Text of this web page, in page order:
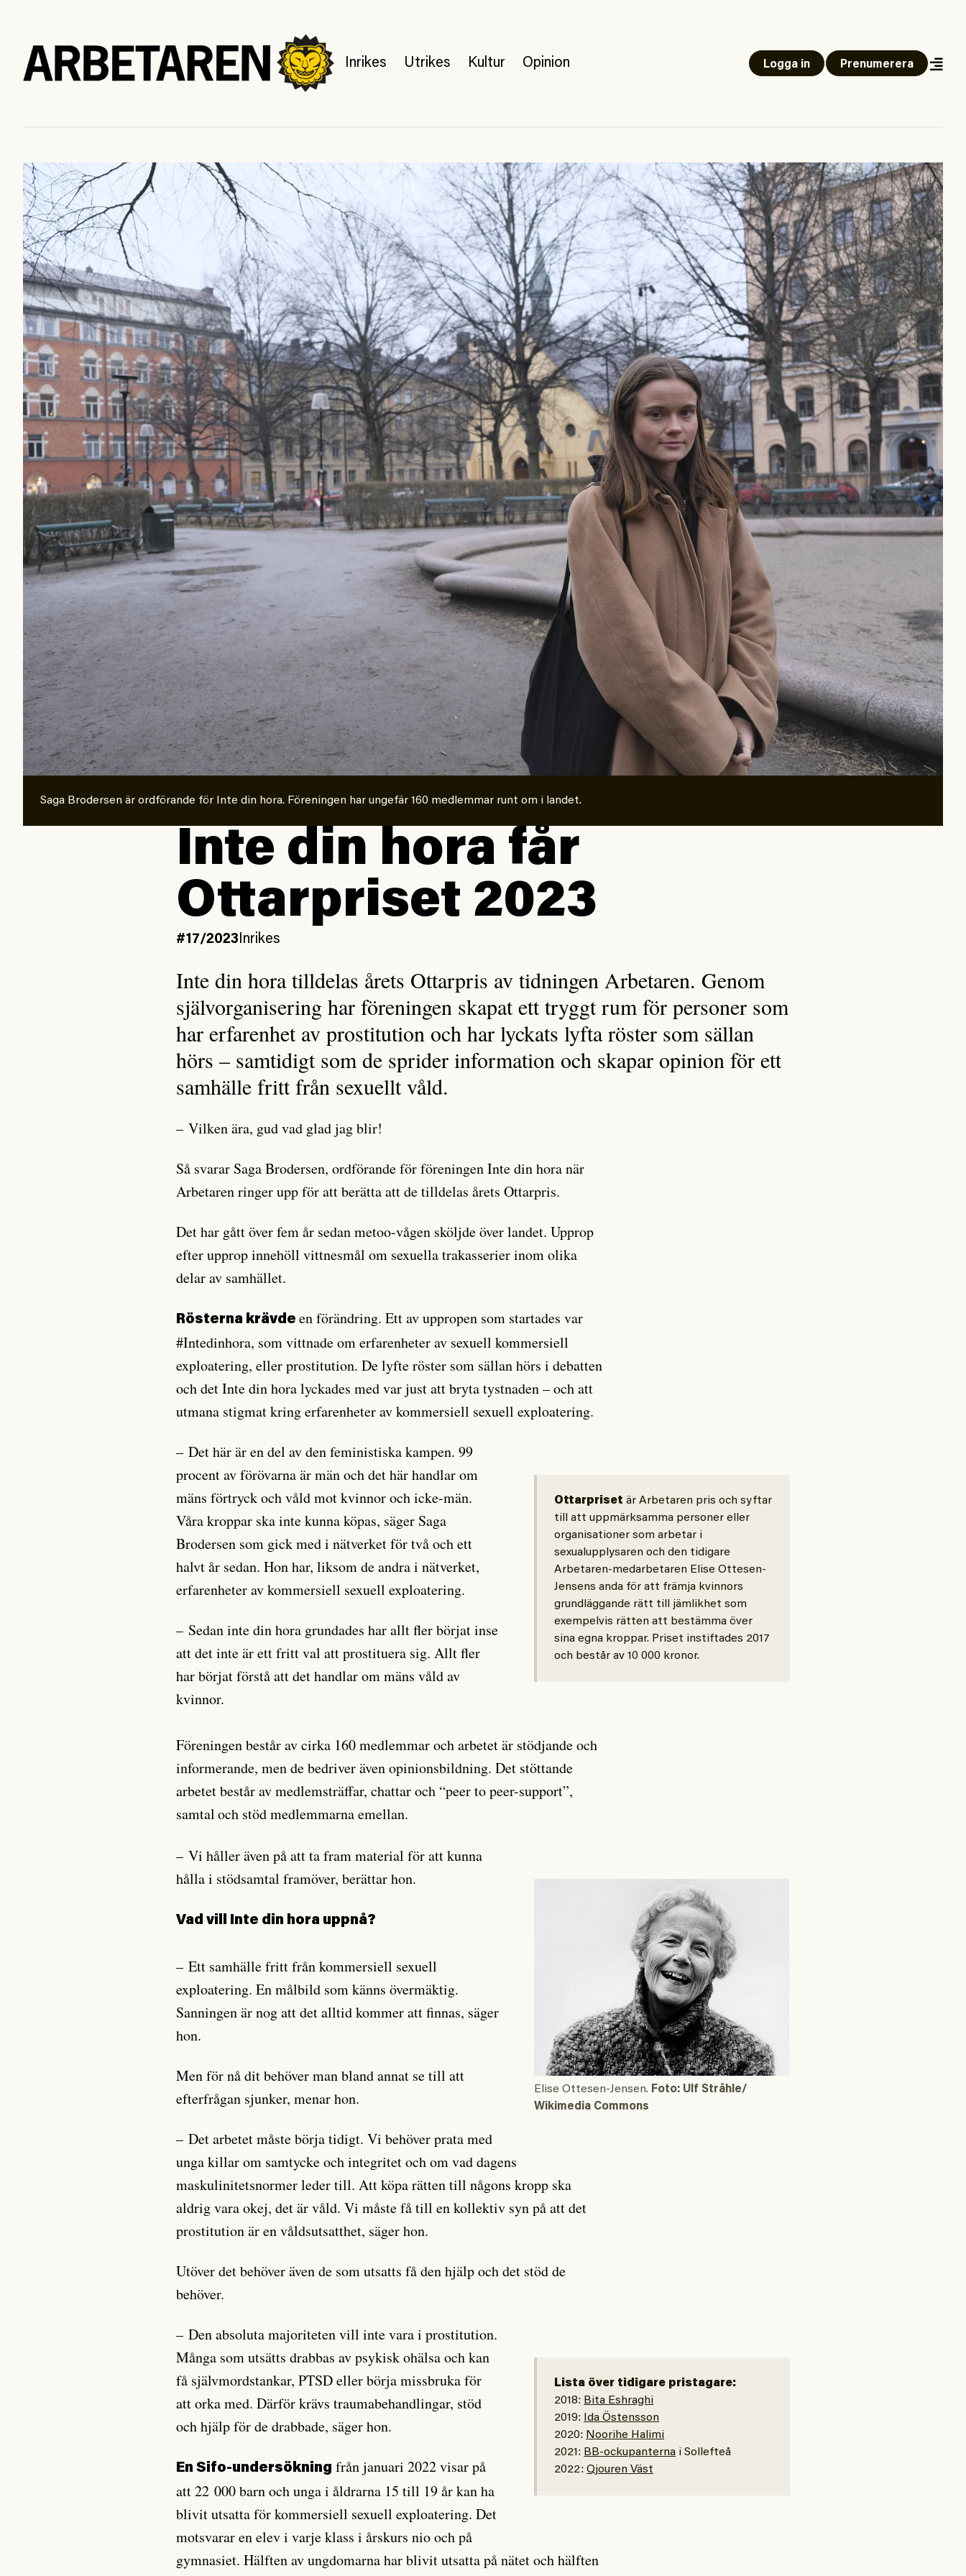
Inrikes Utrikes Kultur Opinion Logga in Prenumerera
Saga Brodersen är ordförande för Inte din hora. Föreningen har ungefär 160 medlemmar runt om i landet.
Inte din hora får
Ottarpriset 2023
#17/2023Inrikes
Inte din hora tilldelas årets Ottarpris av tidningen Arbetaren. Genom
självorganisering har föreningen skapat ett tryggt rum för personer som
har erfarenhet av prostitution och har lyckats lyfta röster som sällan
hörs – samtidigt som de sprider information och skapar opinion för ett
samhälle fritt från sexuellt våld.
– Vilken ära, gud vad glad jag blir!
Så svarar Saga Brodersen, ordförande för föreningen Inte din hora när
Arbetaren ringer upp för att berätta att de tilldelas årets Ottarpris.
Det har gått över fem år sedan metoo-vågen sköljde över landet. Upprop
efter upprop innehöll vittnesmål om sexuella trakasserier inom olika
delar av samhället.
Rösterna krävdeen förändring. Ett av uppropen som startades var
#Intedinhora, som vittnade om erfarenheter av sexuell kommersiell
exploatering, eller prostitution. De lyfte röster som sällan hörs i debatten
och det Inte din hora lyckades med var just att bryta tystnaden – och att
utmana stigmat kring erfarenheter av kommersiell sexuell exploatering.
Ottarprisetär Arbetaren pris och syftar
till att uppmärksamma personer eller
organisationer som arbetar i
sexualupplysaren och den tidigare
Arbetaren-medarbetaren Elise Ottesen-
Jensens anda för att främja kvinnors
grundläggande rätt till jämlikhet som
exempelvis rätten att bestämma över
sina egna kroppar. Priset instiftades 2017
och består av 10 000 kronor.
– Det här är en del av den feministiska kampen. 99
procent av förövarna är män och det här handlar om
mäns förtryck och våld mot kvinnor och icke-män.
Våra kroppar ska inte kunna köpas, säger Saga
Brodersen som gick med i nätverket för två och ett
halvt år sedan. Hon har, liksom de andra i nätverket,
erfarenheter av kommersiell sexuell exploatering.
– Sedan inte din hora grundades har allt fler börjat inse
att det inte är ett fritt val att prostituera sig. Allt fler
har börjat förstå att det handlar om mäns våld av
kvinnor.
Föreningen består av cirka 160 medlemmar och arbetet är stödjande och
informerande, men de bedriver även opinionsbildning. Det stöttande
arbetet består av medlemsträffar, chattar och “peer to peer-support”,
samtaloch stöd medlemmarna emellan.
Elise Ottesen-Jensen. Foto: Ulf Stråhle/
Wikimedia Commons
– Vi håller även på att ta fram material för att kunna
hålla i stödsamtal framöver, berättar hon.
Vad vill Inte din hora uppnå?
– Ett samhälle fritt från kommersiell sexuell
exploatering. En målbild som känns övermäktig.
Sanningen är nog att det alltid kommer att finnas, säger
hon.
Men för nå dit behöver man bland annat se till att
efterfrågan sjunker, menar hon.
– Det arbetet måste börja tidigt. Vi behöver prata med
unga killar om samtycke och integritet och om vad dagens
maskulinitetsnormer leder till. Att köpa rätten till någons kropp ska
aldrig vara okej, det är våld. Vi måste få till en kollektiv syn på att det
prostitution är en våldsutsatthet, säger hon.
Utöver det behöver även de som utsatts få den hjälp och det stöd de
behöver.
Lista över tidigare pristagare:
2018: Bita Eshraghi
2019: Ida Östensson
2020: Noorihe Halimi
2021: BB-ockupanterna i Sollefteå
2022:Qjouren Väst
– Den absoluta majoriteten vill inte vara i prostitution.
Många som utsätts drabbas av psykisk ohälsa och kan
få självmordstankar, PTSD eller börja missbruka för
att orka med. Därför krävs traumabehandlingar, stöd
och hjälp för de drabbade, säger hon.
En Sifo-undersökning från januari 2022 visar på
att 22 000 barn och unga i åldrarna 15 till 19 år kan ha
blivit utsatta för kommersiell sexuell exploatering. Det
motsvarar en elev i varje klass i årskurs nio och på
gymnasiet. Hälften av ungdomarna har blivit utsatta på nätet och hälften